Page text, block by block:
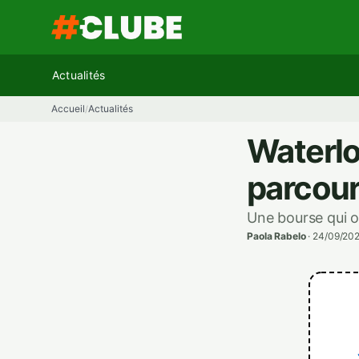
Actualités
Accueil/Actualités
Une bourse qui
Paola Rabelo· 24/09/